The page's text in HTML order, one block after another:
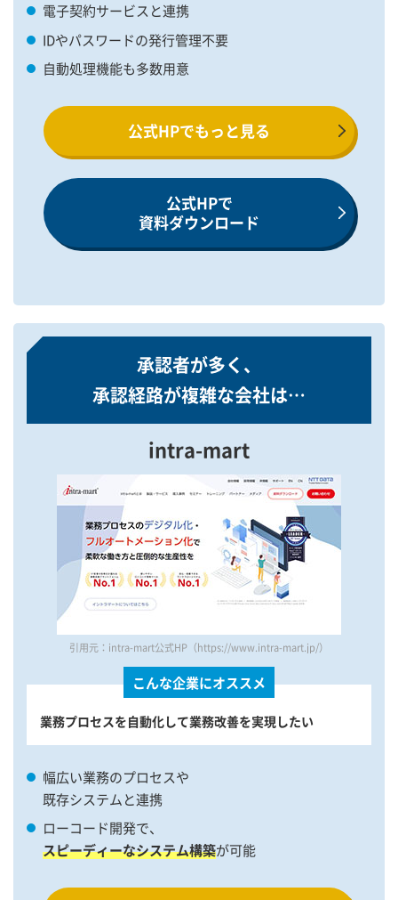
電子契約サービスと連携
IDやパスワードの発行管理不要
自動処理機能も多数用意
公式HPでもっと見る
公式HPで
資料ダウンロード
承認者が多く、
承認経路が複雑な会社は…
intra-mart
引用元：intra-mart公式HP（https://www.intra-mart.jp/）
こんな企業にオススメ
業務プロセスを自動化して業務改善を実現したい
幅広い業務のプロセスや
既存システムと連携
ローコード開発で、
スピーディーなシステム構築が可能